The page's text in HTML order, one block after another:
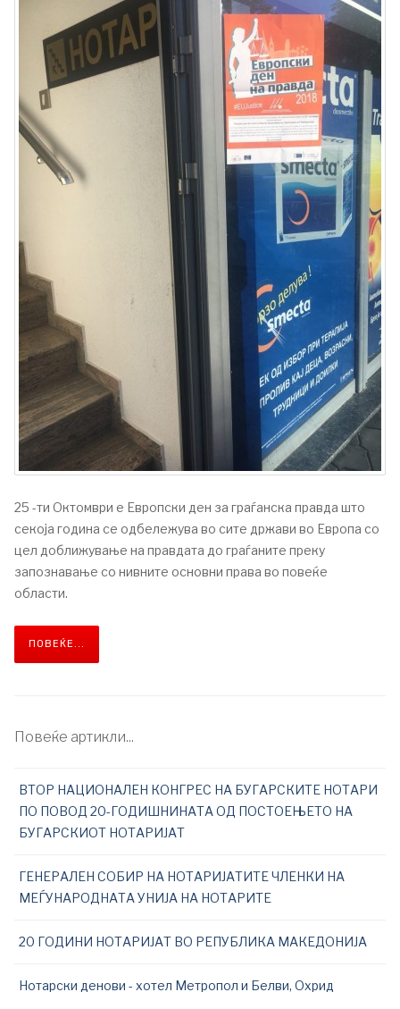
25 -ти Октомври е Европски ден за граѓанска правда што
секоја година се одбележува во сите држави во Европа со
цел доближување на правдата до граѓаните преку
запознавање со нивните основни права во повеќе
области.
ПОВЕЌЕ...
Повеќе артикли...
ВТОР НАЦИОНАЛЕН КОНГРЕС НА БУГАРСКИТЕ НОТАРИ
ПО ПОВОД 20-ГОДИШНИНАТА ОД ПОСТОЕЊЕТО НА
БУГАРСКИОТ НОТАРИЈАТ
ГЕНЕРАЛЕН СОБИР НА НОТАРИЈАТИТЕ ЧЛЕНКИ НА
МЕЃУНАРОДНАТА УНИЈА НА НОТАРИТЕ
20 ГОДИНИ НОТАРИЈАТ ВО РЕПУБЛИКА МАКЕДОНИЈА
Нотарски денови - хотел Метропол и Белви, Охрид